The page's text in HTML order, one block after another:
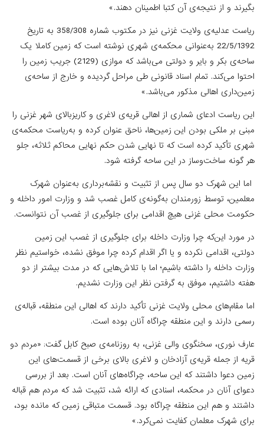
بگیرند و از نتیجه‌ی آن کتبا اطمینان دهند.»
ریاست عدلیه‌ی ولایت غزنی نیز در مکتوب شماره 358/308 به تاریخ
22/5/1392 به‌عنوانی محکمه‌ی شهری نوشته است که زمین کاملا یک
ساحه‌ی بکر و بایر و دولتی می‌باشد که موازی (2129) جریب زمین را
احتوا می‌کند. تمام اسناد قانونی طی مراحل گردیده و خارج از ساحه‌ی
زمین‌داری اهالی مذکور می‌باشد.»
این ریاست ادعای شماری از اهالی قریه‌ی لاغری و کاریزبالای شهر غزنی را
مبنی بر ملکی بودن این زمین‌ها، ناحق عنوان کرده و به‌ریاست محکمه‌ی
شهری تأکید کرده است که تا نهایی شدن حکم نهایی محاکم ثلاثه، جلو
هر گونه ساخت‌و‌ساز در این ساحه گرفته شود.
اما این شهرک دو سال پس از تثبیت و نقشه‌برداری به‌عنوان شهرک
معلمین، توسط زورمندان به‌گونه‌ی کامل غصب شد و وزارت امور داخله و
حکومت محلی غزنی هیچ اقدامی برای جلوگیری از غصب آن نتوانست.
در مورد این‌که چرا وزارت داخله برای جلوگیری از غصب این زمین
دولتی، اقدامی نکرده و یا اگر اقدام کرده چرا موفق نشده، خواستیم نظر
وزارت داخله را داشته باشیم؛ اما با تلاش‌هایی که در مدت بیشتر از دو
هفته داشتیم، موفق به گرفتن نظر این وزارت نشدیم.
اما مقام‌های محلی ولایت غزنی تأکید دارند که اهالی این منطقه، قباله‌ی
رسمی دارند و این منطقه چراگاه آنان بوده است.
عارف نوری، سخنگوی والی غزنی، به روزنامه‌ی صبح کابل گفت: «مردم دو
قریه از جمله قریه‌ی آزادخان و لاغری بالای برخی از قسمت‌های این
زمین دعوا داشتند که این ساحه، چراگاه‌های آنان است. بعد از بررسی
دعوای آنان در محکمه، اسنادی که ارائه شد، تثبیت شد که مردم هم قباله
داشتند و هم این منطقه چراگاه بود. قسمت متباقی زمین که مانده بود،
برای شهرک معلمان کفایت نمی‌کرد.»